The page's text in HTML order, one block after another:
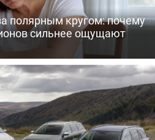
полярным кругом: почему
сильнее ощущают